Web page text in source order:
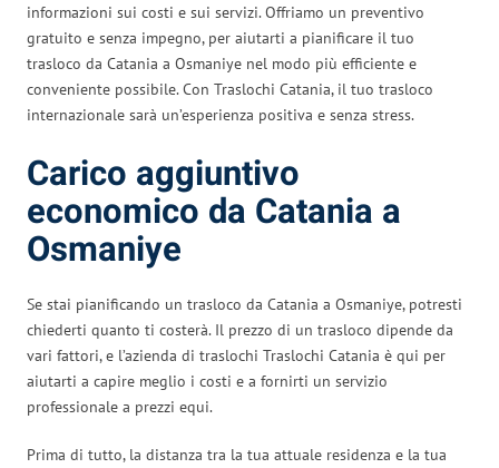
informazioni sui costi e sui servizi. Offriamo un preventivo
gratuito e senza impegno, per aiutarti a pianificare il tuo
trasloco da Catania a Osmaniye nel modo più efficiente e
conveniente possibile. Con Traslochi Catania, il tuo trasloco
internazionale sarà un’esperienza positiva e senza stress.
Carico aggiuntivo
economico da Catania a
Osmaniye
Se stai pianificando un trasloco da Catania a Osmaniye, potresti
chiederti quanto ti costerà. Il prezzo di un trasloco dipende da
vari fattori, e l’azienda di traslochi Traslochi Catania è qui per
aiutarti a capire meglio i costi e a fornirti un servizio
professionale a prezzi equi.
Prima di tutto, la distanza tra la tua attuale residenza e la tua